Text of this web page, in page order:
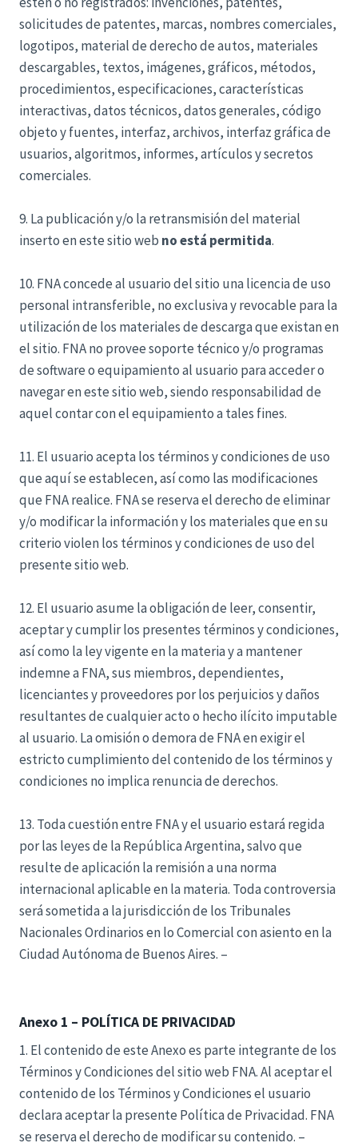
solicitudes de patentes, marcas, nombres comerciales,
logotipos, material de derecho de autos, materiales
descargables, textos, imágenes, gráficos, métodos,
procedimientos, especificaciones, características
interactivas, datos técnicos, datos generales, código
objeto y fuentes, interfaz, archivos, interfaz gráfica de
usuarios, algoritmos, informes, artículos y secretos
comerciales.
9. La publicación y/o la retransmisión del material
inserto en este sitio web no está permitida.
10. FNA concede al usuario del sitio una licencia de uso
personal intransferible, no exclusiva y revocable para la
utilización de los materiales de descarga que existan en
el sitio. FNA no provee soporte técnico y/o programas
de software o equipamiento al usuario para acceder o
navegar en este sitio web, siendo responsabilidad de
aquel contar con el equipamiento a tales fines.
11. El usuario acepta los términos y condiciones de uso
que aquí se establecen, así como las modificaciones
que FNA realice. FNA se reserva el derecho de eliminar
y/o modificar la información y los materiales que en su
criterio violen los términos y condiciones de uso del
presente sitio web.
12. El usuario asume la obligación de leer, consentir,
aceptar y cumplir los presentes términos y condiciones,
así como la ley vigente en la materia y a mantener
indemne a FNA, sus miembros, dependientes,
licenciantes y proveedores por los perjuicios y daños
resultantes de cualquier acto o hecho ilícito imputable
al usuario. La omisión o demora de FNA en exigir el
estricto cumplimiento del contenido de los términos y
condiciones no implica renuncia de derechos.
13. Toda cuestión entre FNA y el usuario estará regida
por las leyes de la República Argentina, salvo que
resulte de aplicación la remisión a una norma
internacional aplicable en la materia. Toda controversia
será sometida a la jurisdicción de los Tribunales
Nacionales Ordinarios en lo Comercial con asiento en la
Ciudad Autónoma de Buenos Aires. –
Anexo 1 – POLÍTICA DE PRIVACIDAD
1. El contenido de este Anexo es parte integrante de los
Términos y Condiciones del sitio web FNA. Al aceptar el
contenido de los Términos y Condiciones el usuario
declara aceptar la presente Política de Privacidad. FNA
se reserva el derecho de modificar su contenido. –